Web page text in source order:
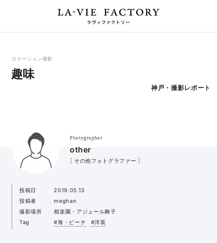
ロケーション撮影
趣味
神戸・撮影レポート
Photographer
other
［ その他フォトグラファー ］
投稿日
2019.05.13
投稿者
meghan
撮影場所
相楽園・アジュール舞子
Tag
#海・ビーチ #洋装